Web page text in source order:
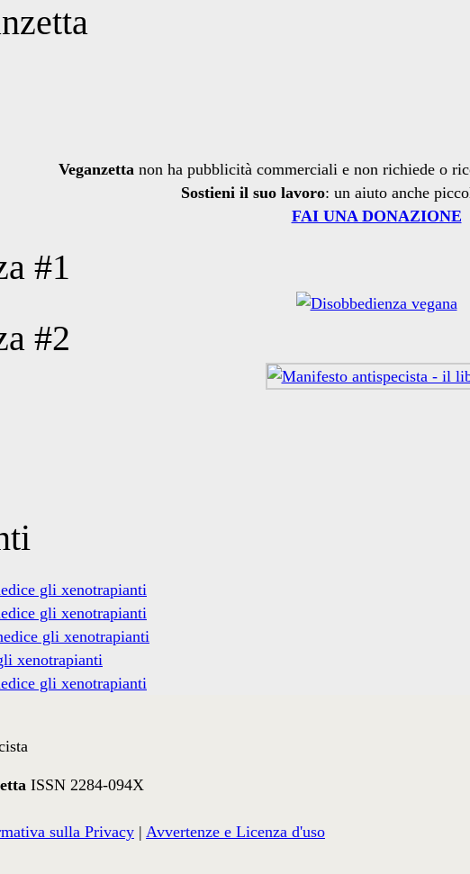
Veganzetta non ha pubblicità commerciali e non richiede o
Sostieni il suo lavoro: un aiuto anche
FAI UNA DONAZIONE
#1
#2
gli xenotrapianti
gli xenotrapianti
gli xenotrapianti
xenotrapianti
gli xenotrapianti
ISSN 2284-094X
sulla Privacy | Avvertenze e Licenza d'uso